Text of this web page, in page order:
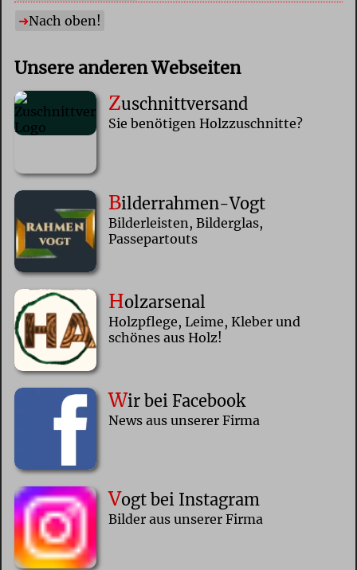
Nach oben!
Unsere anderen Webseiten
Zuschnittversand
Sie benötigen Holzzuschnitte?
Bilderrahmen-Vogt
Bilderleisten, Bilderglas,
Passepartouts
Holzarsenal
Holzpflege, Leime, Kleber und
schönes aus Holz!
Wir bei Facebook
News aus unserer Firma
Vogt bei Instagram
Bilder aus unserer Firma